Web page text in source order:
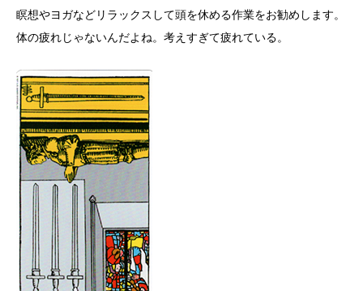
瞑想やヨガなどリラックスして頭を休める作業をお勧めします。
体の疲れじゃないんだよね。考えすぎて疲れている。